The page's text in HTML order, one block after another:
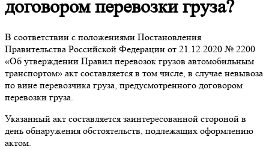
договором перевозки груза?
В соответствии с положениями Постановления
Правительства Российской Федерации от 21.12.2020 № 2200
«Об утверждении Правил перевозок грузов автомобильным
транспортом» акт составляется в том числе, в случае невывоза
по вине перевозчика груза, предусмотренного договором
перевозки груза.
Указанный акт составляется заинтересованной стороной в
день обнаружения обстоятельств, подлежащих оформлению
актом.